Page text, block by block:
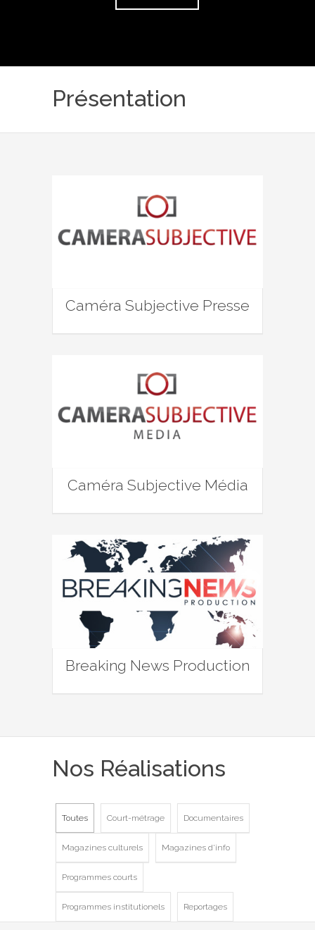
Présentation
Caméra Subjective Presse
Caméra Subjective Média
Breaking News Production
Nos Réalisations
Toutes Court-métrage Documentaires
Magazines culturels Magazines d'info
Programmes courts
Programmes institutionels Reportages